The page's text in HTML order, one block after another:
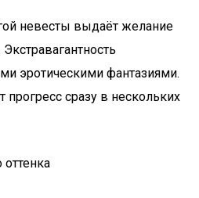
невесты выдаёт желание
эротическими фантазиями.
сразу в нескольких